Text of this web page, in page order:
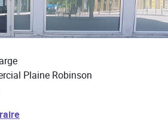
Plaine Robinson
Tab
Link Opens in New Tab